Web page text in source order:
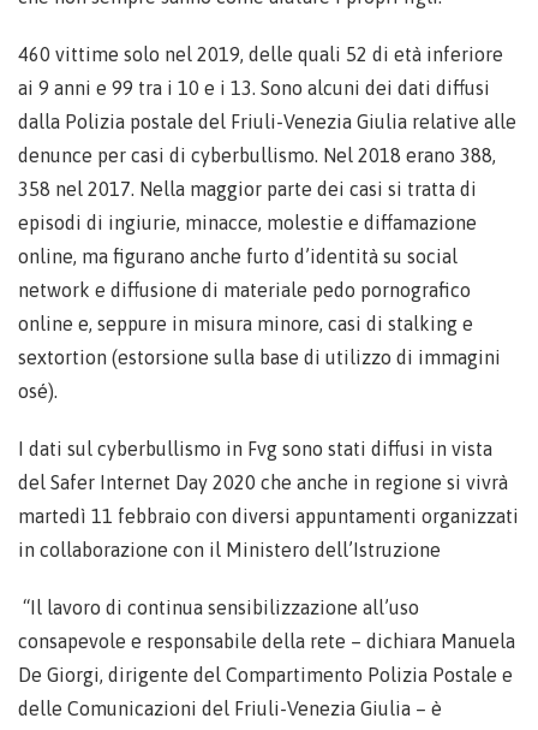
460 vittime solo nel 2019, delle quali 52 di età inferiore
ai 9 anni e 99 tra i 10 e i 13. Sono alcuni dei dati diffusi
dalla Polizia postale del Friuli-Venezia Giulia relative alle
denunce per casi di cyberbullismo. Nel 2018 erano 388,
358 nel 2017. Nella maggior parte dei casi si tratta di
episodi di ingiurie, minacce, molestie e diffamazione
online, ma figurano anche furto d’identità su social
network e diffusione di materiale pedo pornografico
online e, seppure in misura minore, casi di stalking e
sextortion (estorsione sulla base di utilizzo di immagini
osé).
I dati sul cyberbullismo in Fvg sono stati diffusi in vista
del Safer Internet Day 2020 che anche in regione si vivrà
martedì 11 febbraio con diversi appuntamenti organizzati
in collaborazione con il Ministero dell’Istruzione
“Il lavoro di continua sensibilizzazione all’uso
consapevole e responsabile della rete – dichiara Manuela
De Giorgi, dirigente del Compartimento Polizia Postale e
delle Comunicazioni del Friuli-Venezia Giulia – è